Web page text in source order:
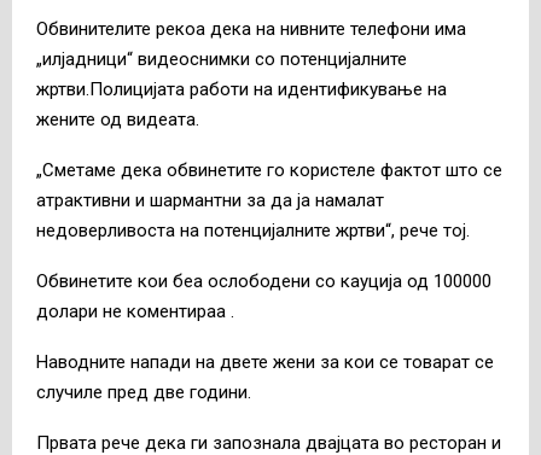
Обвинителите рекоа дека на нивните телефони има
„илјадници“ видеоснимки со потенцијалните
жртви.Полицијата работи на идентификување на
жените од видеата.
„Сметаме дека обвинетите го користеле фактот што се
атрактивни и шармантни за да ја намалат
недоверливоста на потенцијалните жртви“, рече тој.
Обвинетите кои беа ослободени со кауција од 100000
долари не коментираа .
Наводните напади на двете жени за кои се товарат се
случиле пред две години.
Првата рече дека ги запознала двајцата во ресторан и